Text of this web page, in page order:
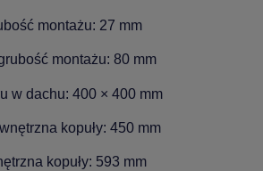
montażu: 27 mm
montażu: 80 mm
w dachu: 400 × 400 mm
kopuły: 450 mm
kopuły: 593 mm